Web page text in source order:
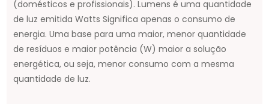
(domésticos e profissionais). Lumens é uma quantidade
de luz emitida Watts Significa apenas o consumo de
energia. Uma base para uma maior, menor quantidade
de resíduos e maior potência (W) maior a solução
energética, ou seja, menor consumo com a mesma
quantidade de luz.